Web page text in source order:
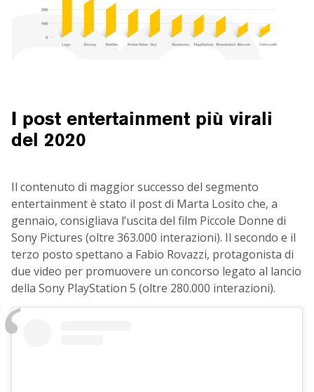
I post entertainment più virali
del 2020
Il contenuto di maggior successo del segmento
entertainment è stato il post di Marta Losito che, a
gennaio, consigliava l’uscita del film Piccole Donne di
Sony Pictures (oltre 363.000 interazioni). Il secondo e il
terzo posto spettano a Fabio Rovazzi, protagonista di
due video per promuovere un concorso legato al lancio
della Sony PlayStation 5 (oltre 280.000 interazioni).